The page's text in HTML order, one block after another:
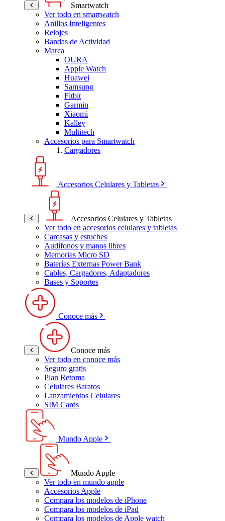
Smartwatch
Ver todo en smartwatch
Anillos Inteligentes
Relojes
Bandas de Actividad
Marca
OURA
Apple Watch
Huawei
Samsung
Fitbit
Garmin
Xiaomi
Kalley
Multitech
Accesorios para Smartwatch
Cargadores
Accesorios Celulares y Tabletas
Accesorios Celulares y Tabletas
Ver todo en accesorios celulares y tabletas
Carcasas y estuches
Audífonos y manos libres
Memorias Micro SD
Baterías Externas Power Bank
Cables, Cargadores, Adaptadores
Bases y Soportes
Conoce más
Conoce más
Ver todo en conoce más
Seguro gratis
Plan Retoma
Celulares Baratos
Lanzamientos Celulares
SIM Cards
Mundo Apple
Mundo Apple
Ver todo en mundo apple
Accesorios Apple
Compara los modelos de iPhone
Compara los modelos de iPad
Compara los modelos de Apple watch